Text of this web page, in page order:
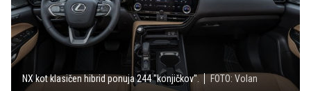
NX kot klasičen hibrid ponuja 244 ''konjičkov''. FOTO: Volan